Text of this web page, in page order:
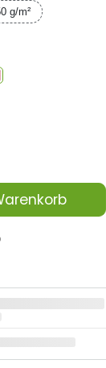
g/m²